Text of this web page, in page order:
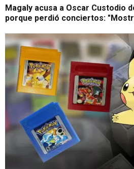
Magaly acusa a Oscar Custodio
porque perdió conciertos: